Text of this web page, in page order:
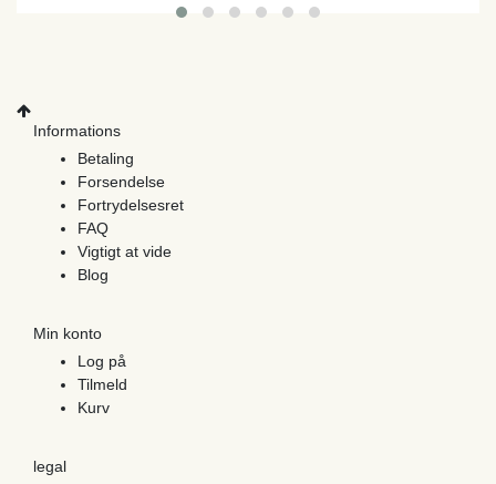
Informations
Betaling
Forsendelse
Fortrydelsesret
FAQ
Vigtigt at vide
Blog
Min konto
Log på
Tilmeld
Kurv
legal